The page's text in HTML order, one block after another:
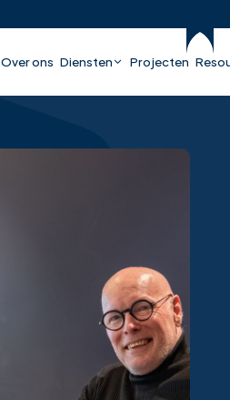
Over ons Diensten Projecten